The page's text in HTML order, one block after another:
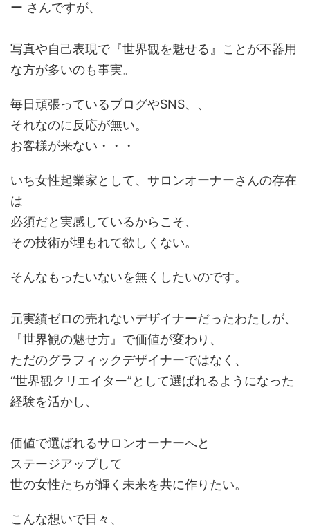
ー さんですが、
写真や自己表現で『世界観を魅せる』ことが不器用
な方が多いのも事実。
毎日頑張っているブログやSNS、、
それなのに反応が無い。
お客様が来ない・・・
いち女性起業家として、サロンオーナーさんの存在
は
必須だと実感しているからこそ、
その技術が埋もれて欲しくない。
そんなもったいないを無くしたいのです。
元実績ゼロの売れないデザイナーだったわたしが、
『世界観の魅せ方』で価値が変わり、
ただのグラフィックデザイナーではなく、
“世界観クリエイター”として選ばれるようになった
経験を活かし、
価値で選ばれるサロンオーナーへと
ステージアップして
世の女性たちが輝く未来を共に作りたい。
こんな想いで日々、